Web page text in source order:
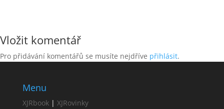
Vložit komentář
Pro přidávání komentářů se musíte nejdříve přihlásit.
Menu
XJRbook| XJRovinky